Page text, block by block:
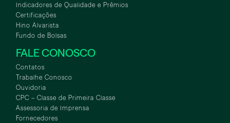
Indicadores de Qualidade e Prêmios
Certificações
Hino Alvarista
Fundo de Bolsas
FALE CONOSCO
Contatos
Trabalhe Conosco
Ouvidoria
CPC – Classe de Primeira Classe
Assessoria de Imprensa
Fornecedores